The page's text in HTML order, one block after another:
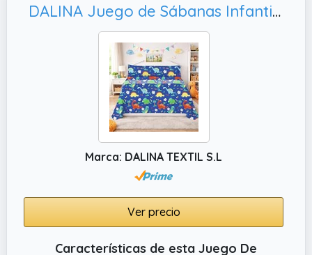
DALINA Juego de Sábanas Infantil 3 Piezas para Cama 90 - Sábanas Bajera Ajustable para Cama 90x190cm, Dinosaurios Azul
Marca: DALINA TEXTIL S.L
Ver precio
Características de esta Juego De